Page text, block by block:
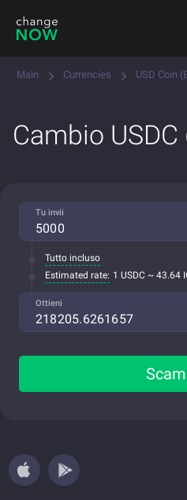
Main Currencies USD Coin
Cambio USDC
Tu invii
Tutto incluso
Estimated rate: 1 USDC ~ 43.64
Ottieni